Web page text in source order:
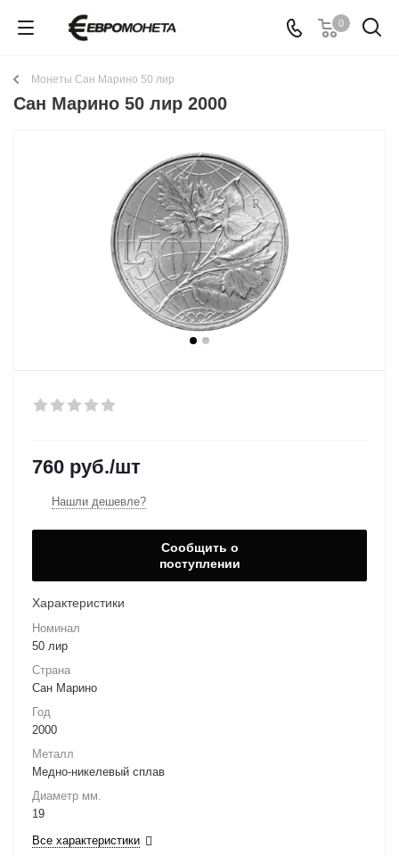
0
Монеты Сан Марино 50 лир
Сан Марино 50 лир 2000
760 руб./шт
Нашли дешевле?
Сообщить о
поступлении
Характеристики
Номинал
50 лир
Страна
Сан Марино
Год
2000
Металл
Медно-никелевый сплав
Диаметр мм.
19
Все характеристики